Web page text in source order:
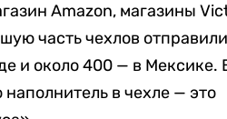
Amazon, магазины
часть чехлов
и около 400 — в Мексике.
в чехле — это